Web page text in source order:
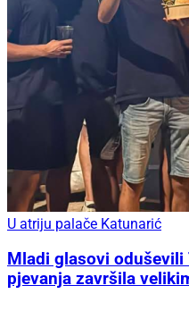
U atriju palače Katunarić
Mladi glasovi
pjevanja završila